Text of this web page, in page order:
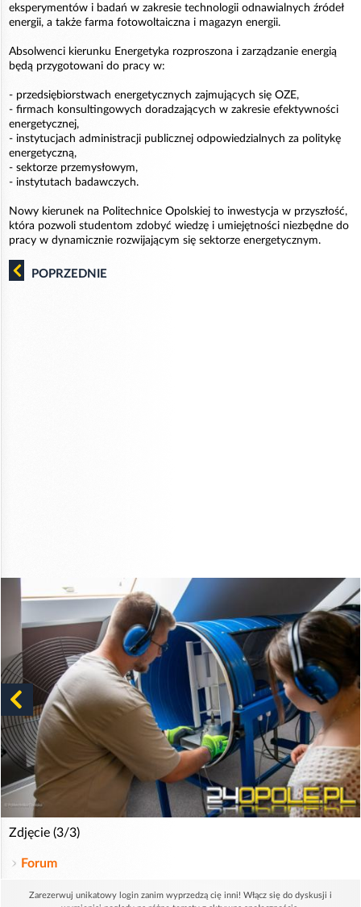
eksperymentów i badań w zakresie technologii odnawialnych źródeł
energii, a także farma fotowoltaiczna i magazyn energii.
Absolwenci kierunku Energetyka rozproszona i zarządzanie energią
będą przygotowani do pracy w:
- przedsiębiorstwach energetycznych zajmujących się OZE,
- firmach konsultingowych doradzających w zakresie efektywności
energetycznej,
- instytucjach administracji publicznej odpowiedzialnych za politykę
energetyczną,
- sektorze przemysłowym,
- instytutach badawczych.
Nowy kierunek na Politechnice Opolskiej to inwestycja w przyszłość,
która pozwoli studentom zdobyć wiedzę i umiejętności niezbędne do
pracy w dynamicznie rozwijającym się sektorze energetycznym.
POPRZEDNIE
Zdjęcie (3/3)
Forum
Zarezerwuj unikatowy login zanim wyprzedzą cię inni! Włącz się do dyskusji i